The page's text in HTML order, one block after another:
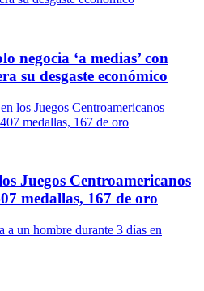
negocia ‘a medias’ con
su desgaste económico
Juegos Centroamericanos
medallas, 167 de oro